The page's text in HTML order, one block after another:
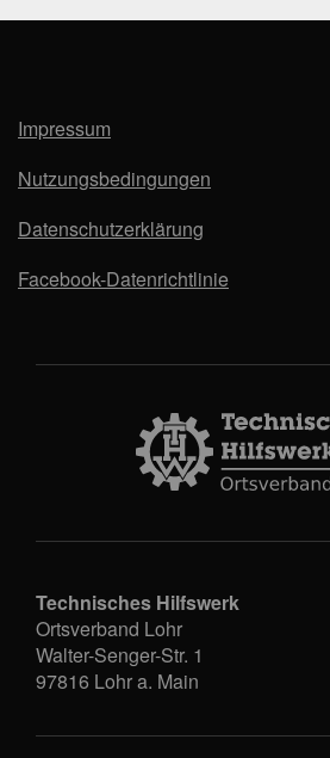
Impressum
Nutzungsbedingungen
Datenschutzerklärung
Facebook-Datenrichtlinie
Technisches Hilfswerk
Ortsverband Lohr
Walter-Senger-Str. 1
97816 Lohr a. Main